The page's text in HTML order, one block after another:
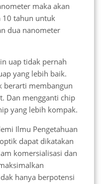
maka akan
10 tahun untuk
dua nanometer
uap tidak pernah
yang lebih baik.
berarti membangun
Dan mengganti chip
yang lebih kompak.
Ilmu Pengetahuan
dapat dikatakan
komersialisasi dan
hanya berpotensi